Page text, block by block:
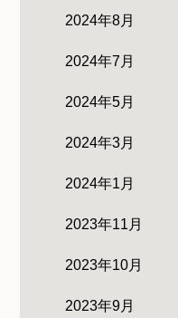
2024年8月
2024年7月
2024年5月
2024年3月
2024年1月
2023年11月
2023年10月
2023年9月